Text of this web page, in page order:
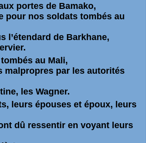
portes de Bamako,
pour nos soldats tombés au
l’étendard de Barkhane,
.
au Mali,
malpropres par les autorités
les Wagner.
leurs épouses et époux, leurs
dû ressentir en voyant leurs